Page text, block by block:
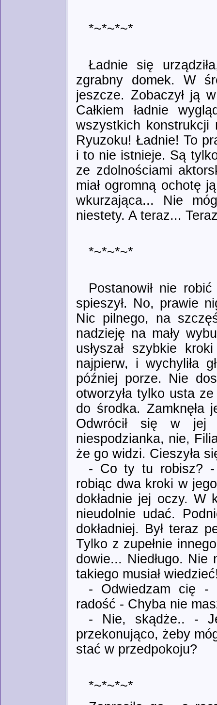
*~*~*~*
Ładnie się
zgrabny domek. W
jeszcze. Zobaczył ją
Całkiem ładnie
wszystkich konstrukcji
Ryuzoku! Ładnie! To
i to nie istnieje. Są
ze zdolnościami
miał ogromną ochotę
wkurzająca... Nie
niestety. A teraz...
*~*~*~*
Postanowił nie
spieszył. No, prawie
Nic pilnego, na
nadzieję na mały
usłyszał szybkie
najpierw, i wychyliła
później porze. Nie
otworzyła tylko usta
do środka.
Odwrócił się w jej
niespodzianka, nie,
że go widzi. Cieszyła
- Co ty tu robisz? -
robiąc dwa kroki w
dokładnie jej oczy. W
nieudolnie udać.
dokładniej. Był teraz
Tylko z zupełnie
dowie... Niedługo.
takiego musiał
- Odwiedzam cię -
radość - Chyba nie
- Nie, skądże.. -
przekonująco, żeby
stać w przedpokoju?
*~*~*~*